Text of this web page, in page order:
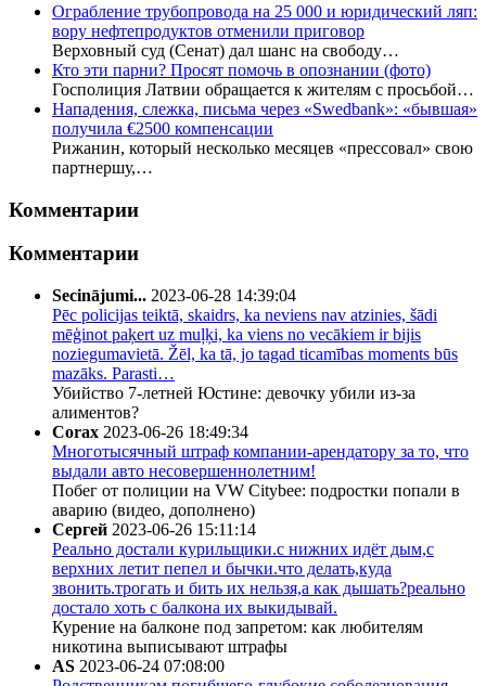
Ограбление трубопровода на 25 000 и юридический ляп:
вору нефтепродуктов отменили приговор
Верховный суд (Сенат) дал шанс на свободу…
Кто эти парни? Просят помочь в опознании (фото)
Госполиция Латвии обращается к жителям с просьбой…
Нападения, слежка, письма через «Swedbank»: «бывшая»
получила €2500 компенсации
Рижанин, который несколько месяцев «прессовал» свою
партнершу,…
Комментарии
Комментарии
Secinājumi... 2023-06-28 14:39:04
Pēc policijas teiktā, skaidrs, ka neviens nav atzinies, šādi
mēģinot paķert uz muļķi, ka viens no vecākiem ir bijis
noziegumavietā. Žēl, ka tā, jo tagad ticamības moments būs
mazāks. Parasti…
Убийство 7-летней Юстине: девочку убили из-за
алиментов?
Corax 2023-06-26 18:49:34
Многотысячный штраф компании-арендатору за то, что
выдали авто несовершеннолетним!
Побег от полиции на VW Citybee: подростки попали в
аварию (видео, дополнено)
Сергей 2023-06-26 15:11:14
Реально достали курильщики.с нижних идёт дым,с
верхних летит пепел и бычки.что делать,куда
звонить.трогать и бить их нельзя,а как дышать?реально
достало хоть с балкона их выкидывай.
Курение на балконе под запретом: как любителям
никотина выписывают штрафы
AS 2023-06-24 07:08:00